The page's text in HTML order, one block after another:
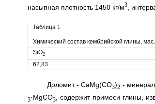
насыпная плотность 1450 кг/м3,
Таблица 1
Химический состав кембрийской глины,
SiO2
62,83
Доломит - CaMg(CO3)2 -
3·МgСО3, содержит примеси глины,